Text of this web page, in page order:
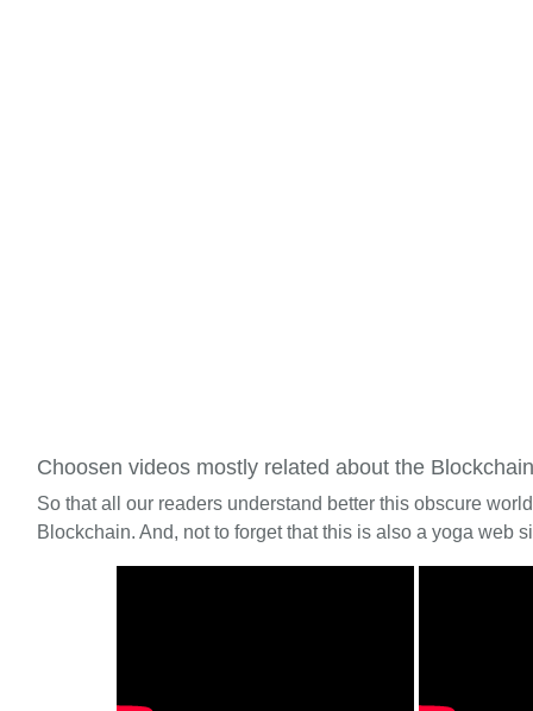
Choosen videos mostly related about the Blockchain
So that all our readers understand better this obscure
Blockchain. And, not to forget that this is also a yoga web